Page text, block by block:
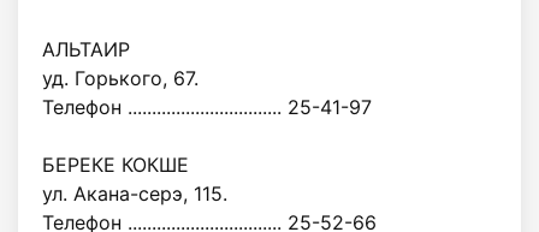
АЛЬТАИР
уд. Горького, 67.
Телефон ................................ 25-41-97
БЕРЕКЕ КОКШЕ
ул. Акана-серэ, 115.
Телефон ................................ 25-52-66